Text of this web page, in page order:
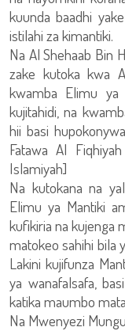
kuunda baadhi
istilahi za kimantiki.
Na Al Shehaab Bin
zake kutoka kwa
kwamba Elimu
kujitahidi, na
hii basi
Fatawa Al
Islamiyah]
Na kutokana na
Elimu ya Mantiki
kufikiria na kujenga
matokeo sahihi bila
Lakini kujifunza
ya wanafalsafa,
katika maumbo
Na Mwenyezi